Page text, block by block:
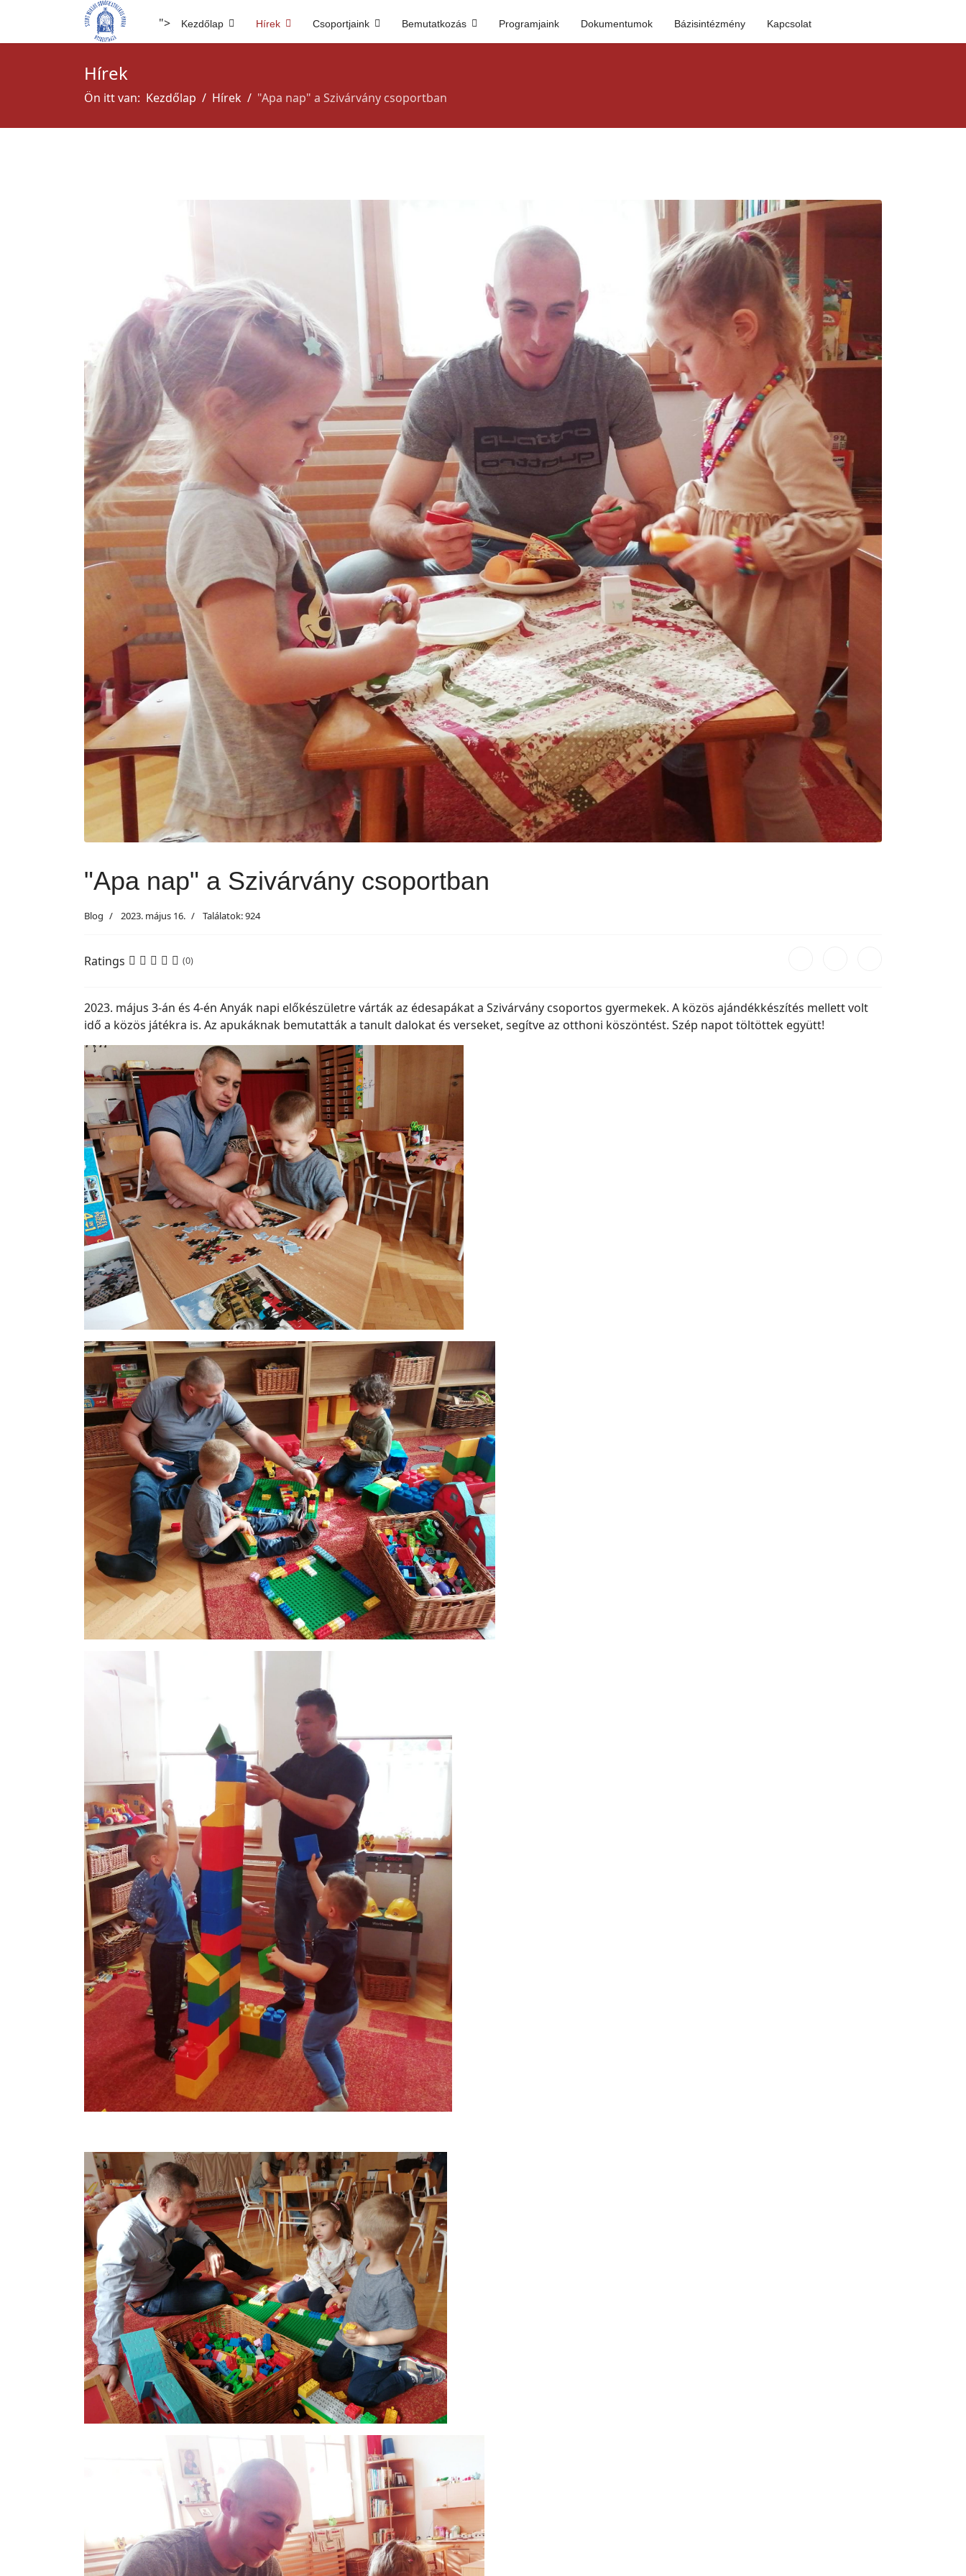
"> Kezdőlap Hírek Csoportjaink Bemutatkozás Programjaink Dokumentumok Bázisintézmény Kapcsolat
Hírek
Ön itt van: Kezdőlap Hírek "Apa nap" a Szivárvány csoportban
"Apa nap" a Szivárvány csoportban
Blog 2023. május 16. Találatok: 924
Ratings (0)
2023. május 3-án és 4-én Anyák napi előkészületre várták az édesapákat a Szivárvány csoportos gyermekek. A közös ajándékkészítés mellett volt
idő a közös játékra is. Az apukáknak bemutatták a tanult dalokat és verseket, segítve az otthoni köszöntést. Szép napot töltöttek együtt!